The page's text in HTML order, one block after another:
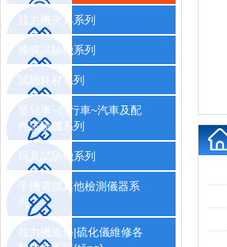
拉力機夾具系列
漆膜試驗機系列
試驗耗材系列
嬰兒車~自行車~汽車及配
件試驗機系列
玩具試驗機系列
手機電腦其他檢測儀器系
列
拉力機維修|硫化儀維修各